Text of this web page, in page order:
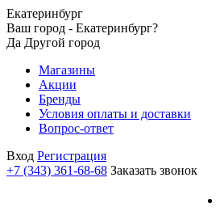
Екатеринбург
Ваш город - Екатеринбург?
Да Другой город
Магазины
Акции
Бренды
Условия оплаты и доставки
Вопрос-ответ
Вход Регистрация
+7 (343) 361-68-68 Заказать звонок